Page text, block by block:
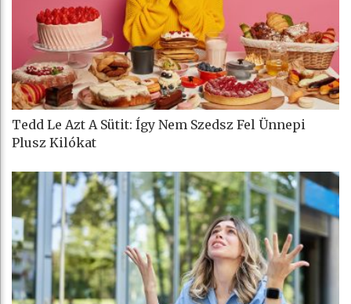
Tedd Le Azt A Sütit: Így Nem Szedsz Fel Ünnepi
Plusz Kilókat